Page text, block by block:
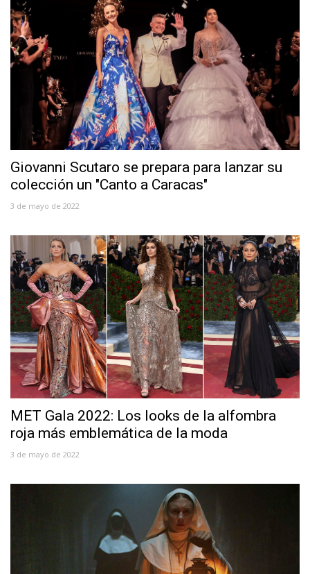
Giovanni Scutaro se prepara para lanzar su
colección un "Canto a Caracas"
3 de mayo de 2022
MET Gala 2022: Los looks de la alfombra
roja más emblemática de la moda
3 de mayo de 2022